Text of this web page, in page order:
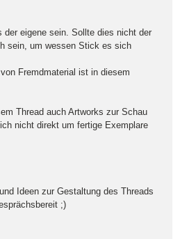
der eigene sein. Sollte dies nicht der
sein, um wessen Stick es sich
Fremdmaterial ist in diesem
Thread auch Artworks zur Schau
nicht direkt um fertige Exemplare
Ideen zur Gestaltung des Threads
;)